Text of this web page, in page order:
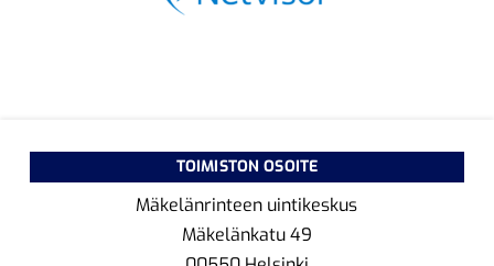
TOIMISTON OSOITE
Mäkelänrinteen uintikeskus
Mäkelänkatu 49